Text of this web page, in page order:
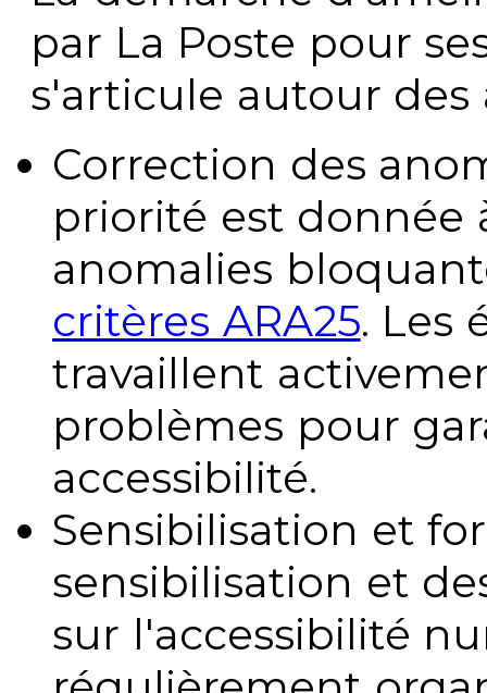
par La Poste pour
s'articule autour des
Correction des
priorité est donnée
anomalies
critères ARA25. Les
travaillent
problèmes pour
accessibilité.
Sensibilisation et
sensibilisation et
sur l'accessibilité